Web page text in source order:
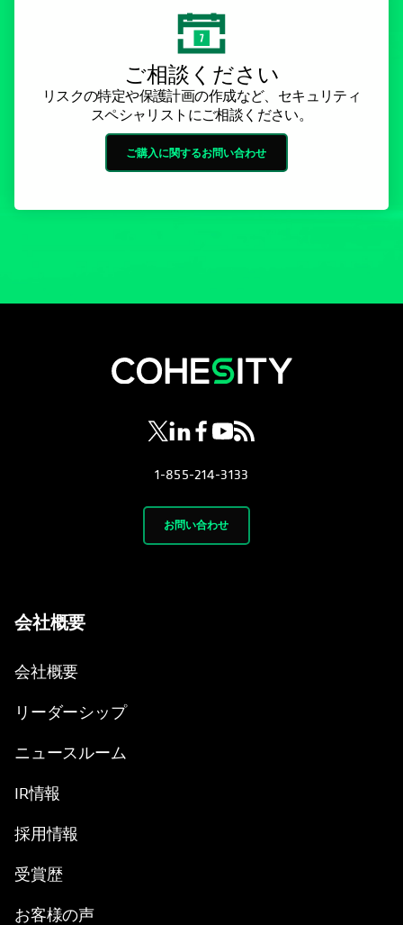
ご相談ください
リスクの特定や保護計画の作成など、セキュリティ
スペシャリストにご相談ください。
ご購入に関するお問い合わせ
新しいタブで開く
新しいタブで開く
新しいタブで開く
新しいタブで開く
新しいタブで開く
1-855-214-3133
お問い合わせ
会社概要
会社概要
リーダーシップ
ニュースルーム
IR情報
採用情報
受賞歴
お客様の声